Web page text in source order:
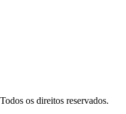
os direitos reservados.